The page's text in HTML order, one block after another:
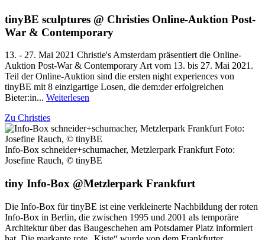
tinyBE sculptures @ Christies Online-Auktion Post-
War & Contemporary
13. - 27. Mai 2021 Christie's Amsterdam präsentiert die Online-
Auktion Post-War & Contemporary Art vom 13. bis 27. Mai 2021.
Teil der Online-Auktion sind die ersten night experiences von
tinyBE mit 8 einzigartige Losen, die dem:der erfolgreichen
Bieter:in... Weiterlesen
Zu Christies
Info-Box schneider+schumacher, Metzlerpark Frankfurt Foto:
Josefine Rauch, © tinyBE
tiny Info-Box @Metzlerpark Frankfurt
Die Info-Box für tinyBE ist eine verkleinerte Nachbildung der roten
Info-Box in Berlin, die zwischen 1995 und 2001 als temporäre
Architektur über das Baugeschehen am Potsdamer Platz informiert